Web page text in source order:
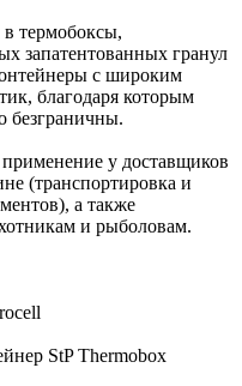
термобоксы,
запатентованных гранул
с широким
благодаря которым
безграничны.
у доставщиков
(транспортировка и
а также
и рыболовам.
StP Thermobox